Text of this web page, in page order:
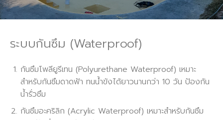
ระบบกันซึม (Waterproof)
กันซึมโพลียูรีเทน (Polyurethane Waterproof) เหมาะ
สำหรับกันซึมดาดฟ้า ทนน้ำขังได้ยาวนานกว่า 10 วัน ป้องกัน
น้ำรั่วซึม
กันซึมอะคริลิก (Acrylic Waterproof) เหมาะสำหรับกันซึม